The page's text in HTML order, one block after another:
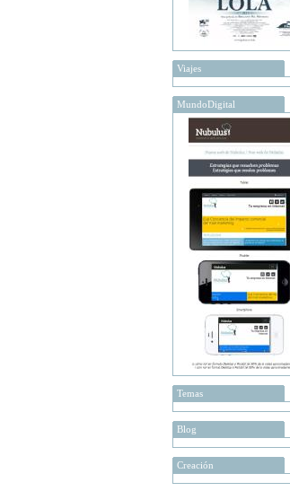
Viajes
MundoDigital
Temas
Blog
Creación